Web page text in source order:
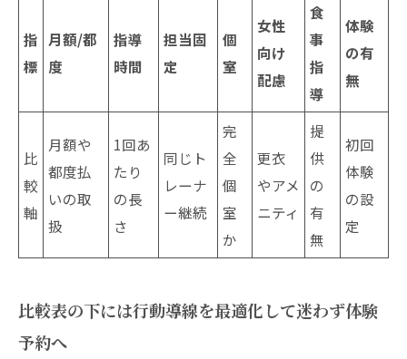
指
標
月額/都
度
指導
時間
担当固
定
個
室
女性
向け
配慮
食
事
指
導
体験
の有
無
比
較
軸
月額や
都度払
いの取
扱
1回あ
たり
の長
さ
同じト
レーナ
ー継続
完
全
個
室
か
更衣
やアメ
ニティ
提
供
の
有
無
初回
体験
の設
定
比較表の下には行動導線を最適化して迷わず体験
予約へ